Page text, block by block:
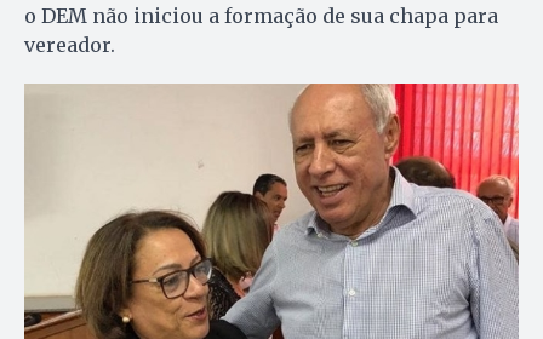
o DEM não iniciou a formação de sua chapa para
vereador.